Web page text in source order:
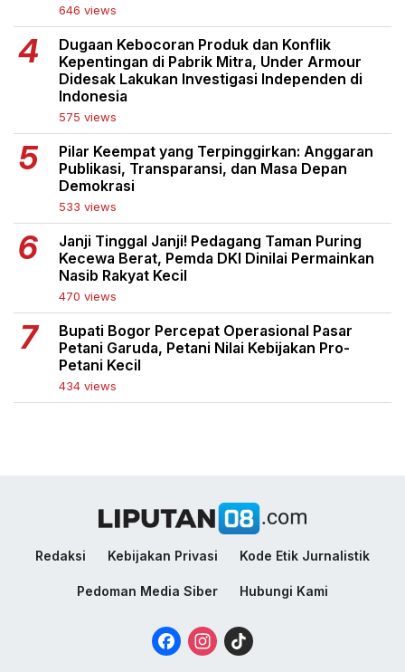
646 views
Dugaan Kebocoran Produk dan Konflik
Kepentingan di Pabrik Mitra, Under Armour
Didesak Lakukan Investigasi Independen di
Indonesia
575 views
Pilar Keempat yang Terpinggirkan: Anggaran
Publikasi, Transparansi, dan Masa Depan
Demokrasi
533 views
Janji Tinggal Janji! Pedagang Taman Puring
Kecewa Berat, Pemda DKI Dinilai Permainkan
Nasib Rakyat Kecil
470 views
Bupati Bogor Percepat Operasional Pasar
Petani Garuda, Petani Nilai Kebijakan Pro-
Petani Kecil
434 views
Redaksi Kebijakan Privasi Kode Etik Jurnalistik
Pedoman Media Siber Hubungi Kami
FacebookInstagram